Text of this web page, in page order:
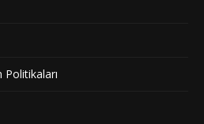
Politikaları